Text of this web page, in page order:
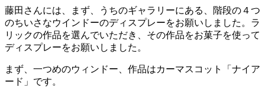
藤田さんには、まず、うちのギャラリーにある、階段の４つ
のちいさなウインドーのディスプレーをお願いしました。ラ
リックの作品を選んでいただき、その作品をお菓子を使って
ディスプレーをお願いしました。
まず、一つめのウィンドー、作品はカーマスコット「ナイア
ード」です。